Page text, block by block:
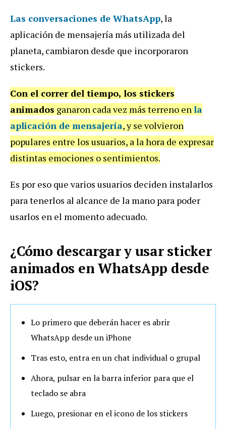
Las conversaciones de WhatsApp, la
aplicación de mensajería más utilizada del
planeta, cambiaron desde que incorporaron
stickers.
Con el correr del tiempo, los stickers
animados ganaron cada vez más terreno enla
aplicación de mensajería, y se volvieron
populares entre los usuarios, a la hora de expresar
distintas emociones o sentimientos.
Es por eso que varios usuarios deciden instalarlos
para tenerlos al alcance de la mano para poder
usarlos en el momento adecuado.
¿Cómo descargar y usar sticker
animados en WhatsApp desde
iOS?
Lo primero que deberán hacer es abrir
WhatsApp desde un iPhone
Tras esto, entra en un chat individual o grupal
Ahora, pulsar en la barra inferior para que el
teclado se abra
Luego, presionar en el icono de los stickers